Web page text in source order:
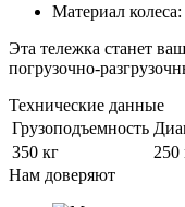
Материал
Эта тележка станет
погрузочно-
Технические данные
Грузоподъемность
350 кг
Нам доверяют